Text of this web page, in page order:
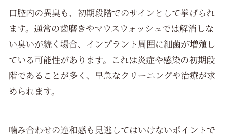
口腔内の異臭も、初期段階でのサインとして挙げられ
ます。通常の歯磨きやマウスウォッシュでは解消しな
い臭いが続く場合、インプラント周囲に細菌が増殖し
ている可能性があります。これは炎症や感染の初期段
階であることが多く、早急なクリーニングや治療が求
められます。
噛み合わせの違和感も見逃してはいけないポイントで